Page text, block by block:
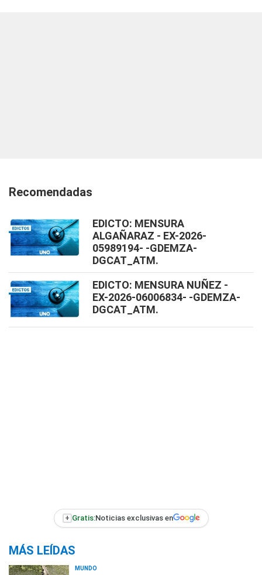
Recomendadas
EDICTO: MENSURA
ALGAÑARAZ - EX-2026-
05989194- -GDEMZA-
DGCAT_ATM.
EDICTO: MENSURA NUÑEZ -
EX-2026-06006834- -GDEMZA-
DGCAT_ATM.
+ Gratis:Noticias exclusivas en
MÁS LEÍDAS
MUNDO